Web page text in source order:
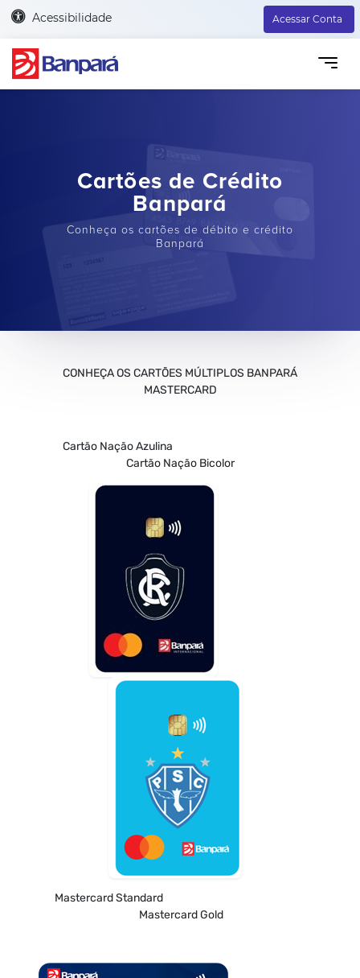
Acessibilidade Acessar Conta
Cartões de Crédito
Banpará
Conheça os cartões de débito e crédito
Banpará
CONHEÇA OS CARTÕES MÚLTIPLOS BANPARÁ
MASTERCARD
Cartão Nação Azulina
Cartão Nação Bicolor
Mastercard Standard
Mastercard Gold